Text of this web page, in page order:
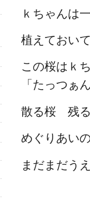
ｋちゃんは
植えておい
この桜はｋ
「たっつぁ
散る桜 残
めぐりあい
まだまだう